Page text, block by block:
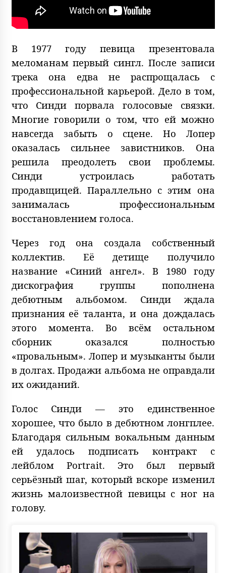
В 1977 году певица презентовала
меломанам первый сингл. После записи
трека она едва не распрощалась с
профессиональной карьерой. Дело в том,
что Синди порвала голосовые связки.
Многие говорили о том, что ей можно
навсегда забыть о сцене. Но Лопер
оказалась сильнее завистников. Она
решила преодолеть свои проблемы.
Синди устроилась работать
продавщицей. Параллельно с этим она
занималась профессиональным
восстановлением голоса.
Через год она создала собственный
коллектив. Её детище получило
название «Синий ангел». В 1980 году
дискография группы пополнена
дебютным альбомом. Синди ждала
признания её таланта, и она дождалась
этого момента. Во всём остальном
сборник оказался полностью
«провальным». Лопер и музыканты были
в долгах. Продажи альбома не оправдали
их ожиданий.
Голос Синди — это единственное
хорошее, что было в дебютном лонгплее.
Благодаря сильным вокальным данным
ей удалось подписать контракт с
лейблом Portrait. Это был первый
серьёзный шаг, который вскоре изменил
жизнь малоизвестной певицы с ног на
голову.